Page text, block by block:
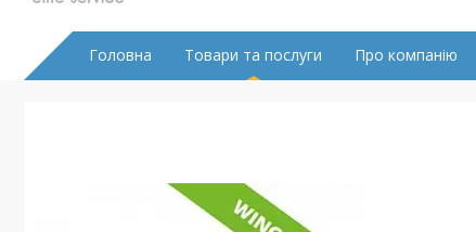
Головна Товари та послуги Про компанію